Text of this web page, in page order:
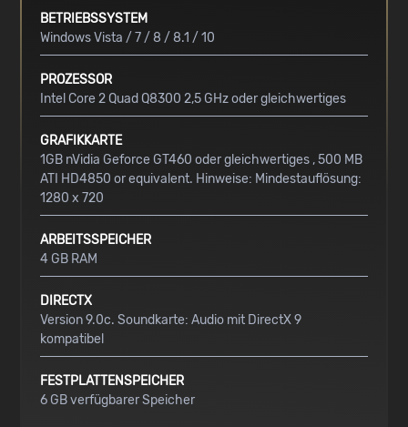
BETRIEBSSYSTEM
Windows Vista / 7 / 8 / 8.1 / 10
PROZESSOR
Intel Core 2 Quad Q8300 2,5 GHz oder gleichwertiges
GRAFIKKARTE
1GB nVidia Geforce GT460 oder gleichwertiges , 500 MB
ATI HD4850 or equivalent. Hinweise: Mindestauflösung:
1280 x 720
ARBEITSSPEICHER
4 GB RAM
DIRECTX
Version 9.0c. Soundkarte: Audio mit DirectX 9
kompatibel
FESTPLATTENSPEICHER
6 GB verfügbarer Speicher